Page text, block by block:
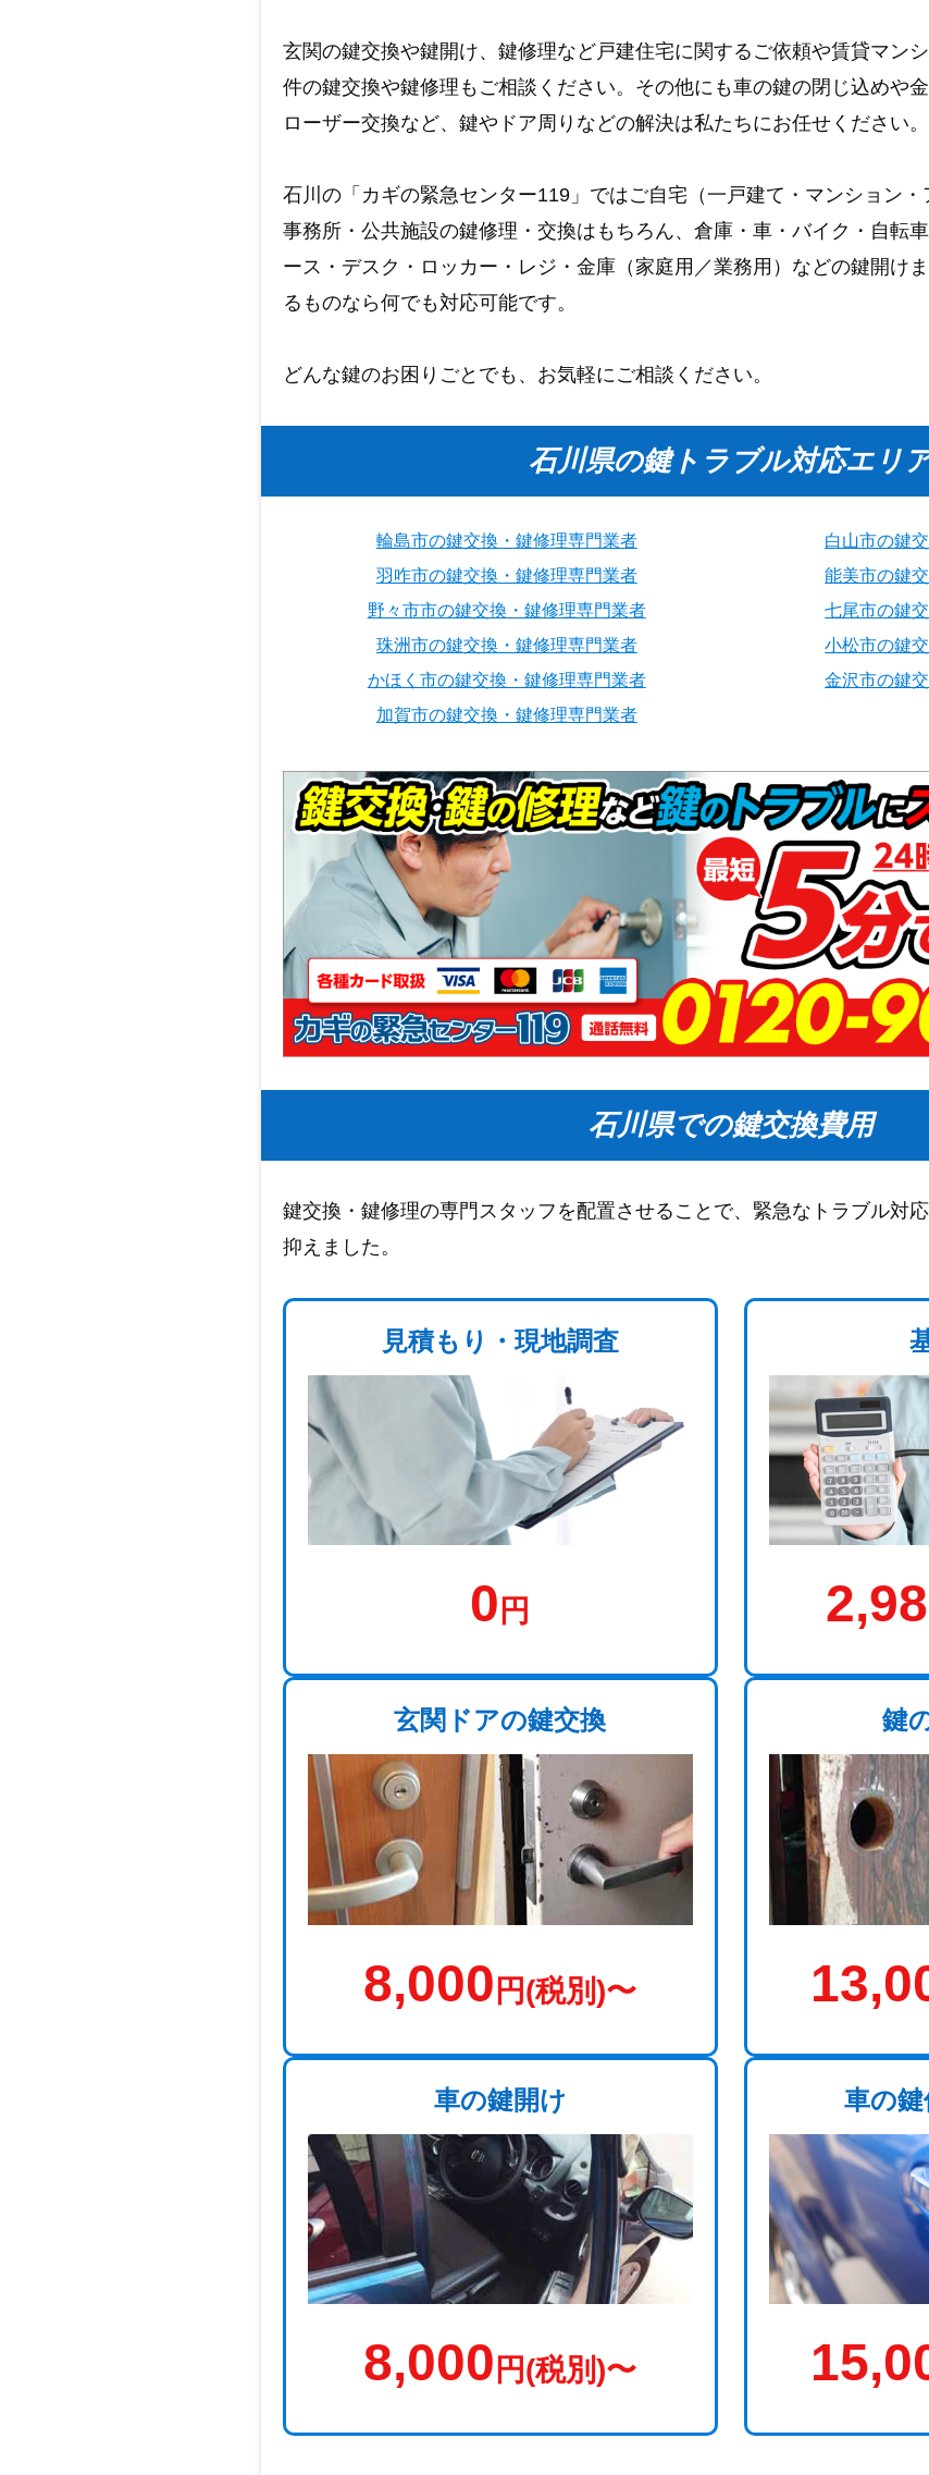
玄関の鍵交換や鍵開け、鍵修理など戸建住宅に関するご依頼や賃貸マン
件の鍵交換や鍵修理もご相談ください。その他にも車の鍵の閉じ込めや
ローザー交換など、鍵やドア周りなどの解決は私たちにお任せください。
石川の「カギの緊急センター119」ではご自宅（一戸建て・マンション・
事務所・公共施設の鍵修理・交換はもちろん、倉庫・車・バイク・自転
ース・デスク・ロッカー・レジ・金庫（家庭用／業務用）などの鍵開け
るものなら何でも対応可能です。
どんな鍵のお困りごとでも、お気軽にご相談ください。
石川県の鍵トラブル対応エリ
輪島市の鍵交換・鍵修理専門業者
白山市の鍵
羽咋市の鍵交換・鍵修理専門業者
能美市の鍵
野々市市の鍵交換・鍵修理専門業者
七尾市の鍵
珠洲市の鍵交換・鍵修理専門業者
小松市の鍵
かほく市の鍵交換・鍵修理専門業者
金沢市の鍵
加賀市の鍵交換・鍵修理専門業者
石川県での鍵交換費用
鍵交換・鍵修理の専門スタッフを配置させることで、緊急なトラブル対
抑えました。
見積もり・現地調査
0 円
玄関ドアの鍵交換
8,000 円(税別)〜
鍵
車の鍵開け
8,000 円(税別)〜
車の